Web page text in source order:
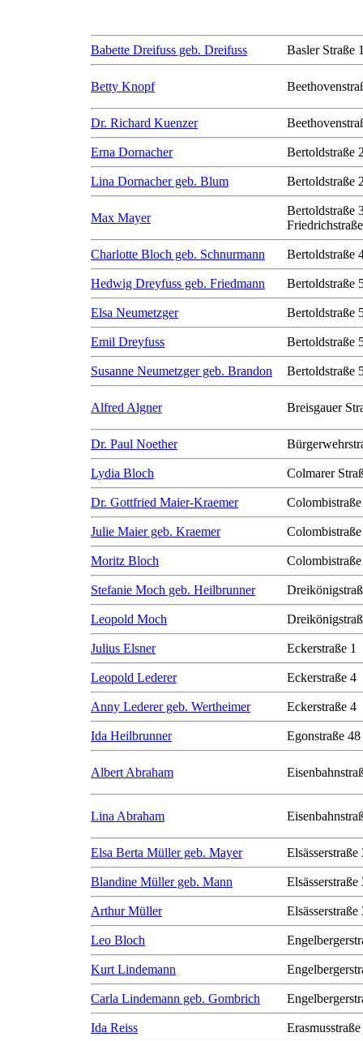
Babette Dreifuss geb. Dreifuss Basler Straße
Betty Knopf
Dr. Richard Kuenzer
Erna Dornacher Bertoldstraße
Lina Dornacher geb. Blum Bertoldstraße
Max Mayer
Bertoldstraße
Charlotte Bloch geb. Schnurmann Bertoldstraße
Hedwig Dreyfuss geb. Friedmann Bertoldstraße
Elsa Neumetzger Bertoldstraße
Emil Dreyfuss Bertoldstraße
Susanne Neumetzger geb. Brandon Bertoldstraße
Alfred Algner Breisgauer
Dr. Paul Noether
Lydia Bloch Colmarer
Dr. Gottfried Maier-Kraemer
Julie Maier geb. Kraemer
Moritz Bloch
Stefanie Moch geb. Heilbrunner
Leopold Moch
Julius Elsner Eckerstraße 1
Leopold Lederer Eckerstraße 4
Anny Lederer geb. Wertheimer Eckerstraße 4
Ida Heilbrunner Egonstraße 48
Albert Abraham
Lina Abraham
Elsa Berta Müller geb. Mayer Elsässerstraße
Blandine Müller geb. Mann Elsässerstraße
Arthur Müller Elsässerstraße
Leo Bloch
Kurt Lindemann
Carla Lindemann geb. Gombrich
Ida Reiss